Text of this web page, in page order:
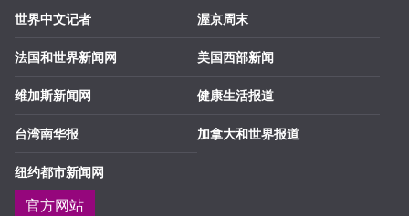
世界中文记者
法国和世界新闻网
维加斯新闻网
台湾南华报
纽约都市新闻网
渥京周末
美国西部新闻
健康生活报道
加拿大和世界报道
官方网站